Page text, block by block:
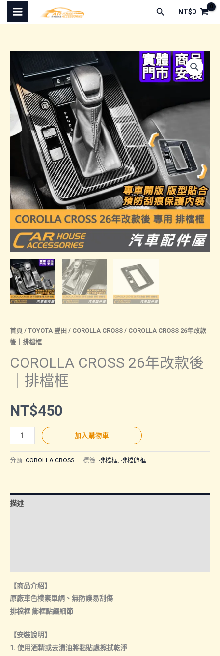
搜
尋
NT$0
首頁 / TOYOTA 豐田 / COROLLA CROSS / COROLLA CROSS 26年改款
後｜排檔框
COROLLA CROSS 26年改款後
｜排檔框
NT$450
COROLLA
CROSS
26
款
後
數
量
加入購物車
分類: COROLLA CROSS 標籤: 排檔框 排檔飾框
描述
【商品介紹】
原廠車色樸素單調、無防護易刮傷
排檔框 飾框點綴細節
【安裝說明】
1. 使用酒精或去漬油將黏貼處擦拭乾淨